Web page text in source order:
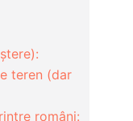
teren (dar
români: